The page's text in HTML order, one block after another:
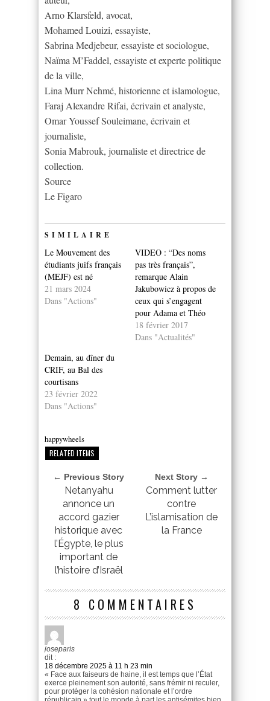
Arno Klarsfeld, avocat,
Mohamed Louizi, essayiste,
Sabrina Medjebeur, essayiste et sociologue,
Naïma M’Faddel, essayiste et experte politique
de la ville,
Lina Murr Nehmé, historienne et islamologue,
Faraj Alexandre Rifai, écrivain et analyste,
Omar Youssef Souleimane, écrivain et
journaliste,
Sonia Mabrouk, journaliste et directrice de
collection.
Source
Le Figaro
SIMILAIRE
Le Mouvement des
étudiants juifs français
(MEJF) est né
21 mars 2024
Dans "Actions"
VIDEO : “Des noms
pas très français”,
remarque Alain
Jakubowicz à propos de
ceux qui s’engagent
pour Adama et Théo
18 février 2017
Dans "Actualités"
Demain, au dîner du
CRIF, au Bal des
courtisans
23 février 2022
Dans "Actions"
happywheels
RELATED ITEMS
← Previous Story
Netanyahu
annonce un
accord gazier
historique avec
l’Égypte, le plus
important de
l’histoire d’Israël
Next Story →
Comment lutter
contre
L’islamisation de
la France
8 COMMENTAIRES
joseparis
dit :
18 décembre 2025 à 11 h 23 min
« Face aux faiseurs de haine, il est temps que l’État
exerce pleinement son autorité, sans frémir ni reculer,
pour protéger la cohésion nationale et l’ordre